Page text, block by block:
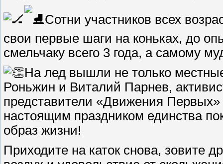
Сотни участников всех
свои первые шаги на коньках, до
смельчаку всего 3 года, а самому
На лед вышли не только
Роньжин и Виталий Парнев,
представители «Движения
настоящим праздником единства
образ жизни!
Приходите на каток снова, зовите